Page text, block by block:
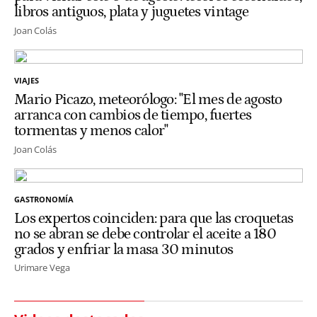
libros antiguos, plata y juguetes vintage
Joan Colás
VIAJES
Mario Picazo, meteorólogo: "El mes de agosto
arranca con cambios de tiempo, fuertes
tormentas y menos calor"
Joan Colás
GASTRONOMÍA
Los expertos coinciden: para que las croquetas
no se abran se debe controlar el aceite a 180
grados y enfriar la masa 30 minutos
Urimare Vega